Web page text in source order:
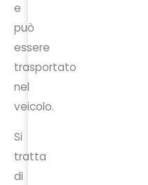
e
può
essere
trasportato
nel
veicolo.
Si
tratta
di